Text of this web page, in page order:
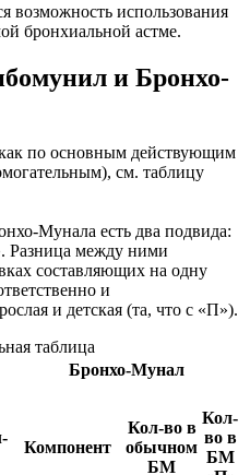
возможность использования
бронхиальной астме.
и Бронхо-
по основным действующим
см. таблицу
Мунала есть два подвида:
Разница между ними
составляющих на одну
и
и детская (та, что с «П»).
таблица
Бронхо-Мунал
Компонент
Кол-во в
обычном
БМ
Кол-
во в
БМ